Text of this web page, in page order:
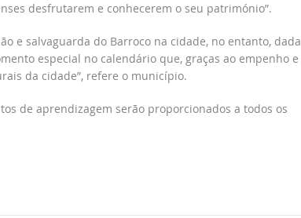
desfrutarem e conhecerem o seu património”.
e salvaguarda do Barroco na cidade, no entanto, dada
especial no calendário que, graças ao empenho e
da cidade”, refere o município.
de aprendizagem serão proporcionados a todos os